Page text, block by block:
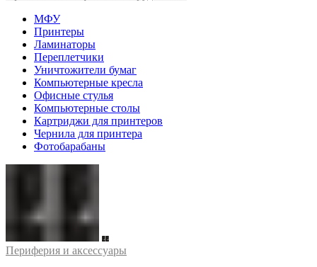
МФУ
Принтеры
Ламинаторы
Переплетчики
Уничтожители бумаг
Компьютерные кресла
Офисные стулья
Компьютерные столы
Картриджи для принтеров
Чернила для принтера
Фотобарабаны
Периферия и аксессуары